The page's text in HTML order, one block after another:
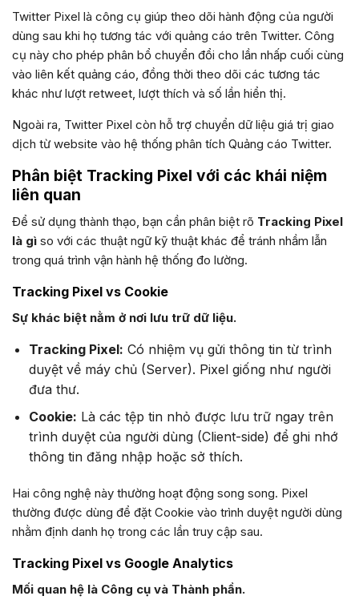
Twitter Pixel là công cụ giúp theo dõi hành động của người
dùng sau khi họ tương tác với quảng cáo trên Twitter. Công
cụ này cho phép phân bổ chuyển đổi cho lần nhấp cuối cùng
vào liên kết quảng cáo, đồng thời theo dõi các tương tác
khác như lượt retweet, lượt thích và số lần hiển thị.
Ngoài ra, Twitter Pixel còn hỗ trợ chuyển dữ liệu giá trị giao
dịch từ website vào hệ thống phân tích Quảng cáo Twitter.
Phân biệt Tracking Pixel với các khái niệm
liên quan
Để sử dụng thành thạo, bạn cần phân biệt rõ Tracking Pixel
là gì so với các thuật ngữ kỹ thuật khác để tránh nhầm lẫn
trong quá trình vận hành hệ thống đo lường.
Tracking Pixel vs Cookie
Sự khác biệt nằm ở nơi lưu trữ dữ liệu.
Tracking Pixel: Có nhiệm vụ gửi thông tin từ trình
duyệt về máy chủ (Server). Pixel giống như người
đưa thư.
Cookie: Là các tệp tin nhỏ được lưu trữ ngay trên
trình duyệt của người dùng (Client-side) để ghi nhớ
thông tin đăng nhập hoặc sở thích.
Hai công nghệ này thường hoạt động song song. Pixel
thường được dùng để đặt Cookie vào trình duyệt người dùng
nhằm định danh họ trong các lần truy cập sau.
Tracking Pixel vs Google Analytics
Mối quan hệ là Công cụ và Thành phần.